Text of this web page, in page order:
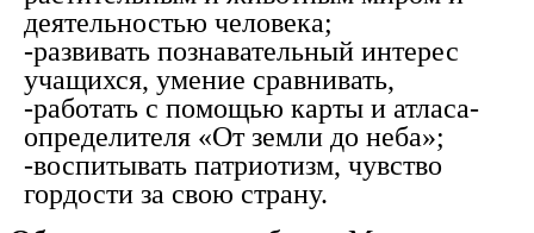
деятельностью человека;
-развивать познавательный интерес
учащихся, умение сравнивать,
-работать с помощью карты и атласа-
определителя «От земли до неба»;
-воспитывать патриотизм, чувство
гордости за свою страну.